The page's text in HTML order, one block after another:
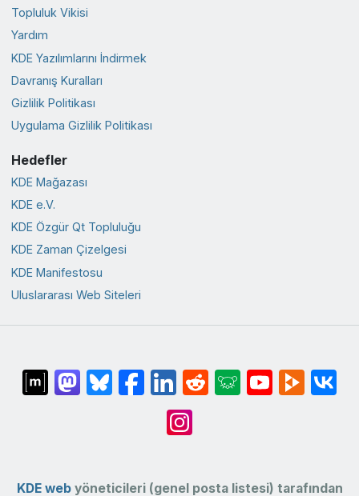
Topluluk Vikisi
Yardım
KDE Yazılımlarını İndirmek
Davranış Kuralları
Gizlilik Politikası
Uygulama Gizlilik Politikası
Hedefler
KDE Mağazası
KDE e.V.
KDE Özgür Qt Topluluğu
KDE Zaman Çizelgesi
KDE Manifestosu
Uluslararası Web Siteleri
KDE webyöneticileri (genel posta listesi) tarafından